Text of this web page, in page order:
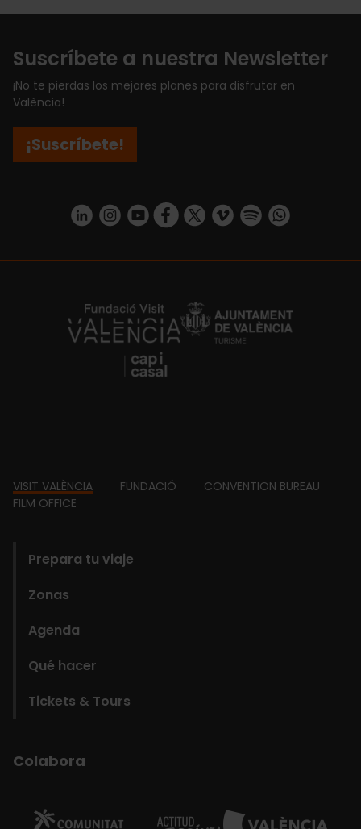
Suscríbete a nuestra Newsletter
¡No te pierdas los mejores planes para disfrutar en
València!
¡Suscríbete!
https://www.linkedin.com/company/turismo-valencia/mycompany/
https://www.instagram.com/visit_valencia/
https://www.youtube.com/user/
https://www.facebook.com/
https://twitter.com/
https://vimeo.com/
https://https://api.whatsapp.com/
https://fundacion.visitvalencia.com/
Footer
VISIT VALÈNCIA FUNDACIÓ
CONVENTION BUREAU
FILM OFFICE
Prepara tu viaje
Zonas
Agenda
Qué hacer
Tickets & Tours
Colabora